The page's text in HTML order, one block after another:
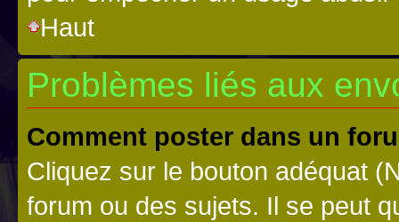
Haut
Problèmes liés aux
Comment poster dans un
Cliquez sur le bouton adéquat
forum ou des sujets. Il se peut